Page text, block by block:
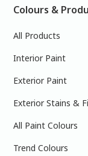
Colours &
All Products
Interior Paint
Exterior Paint
Exterior Stains &
All Paint Colours
Trend Colours